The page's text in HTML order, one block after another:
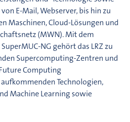
E-Mail, Webserver, bis hin zu
Maschinen, Cloud-Lösungen und
(MWN). Mit dem
NG gehört das LRZ zu
Supercomputing-Zentren und
Computing
Technologien,
Machine Learning sowie